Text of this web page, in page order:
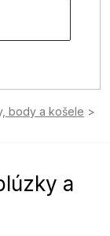
body a košele
a